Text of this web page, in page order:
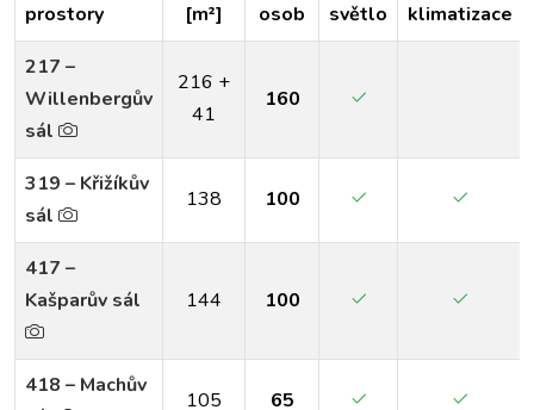
prostory
[m²]
osob
světlo
klimatizace
217 –
Willenbergův
sál
216 +
41
160
319 – Křižíkův
sál
138 100
417 –
Kašparův sál
144 100
418 – Machův
105 65